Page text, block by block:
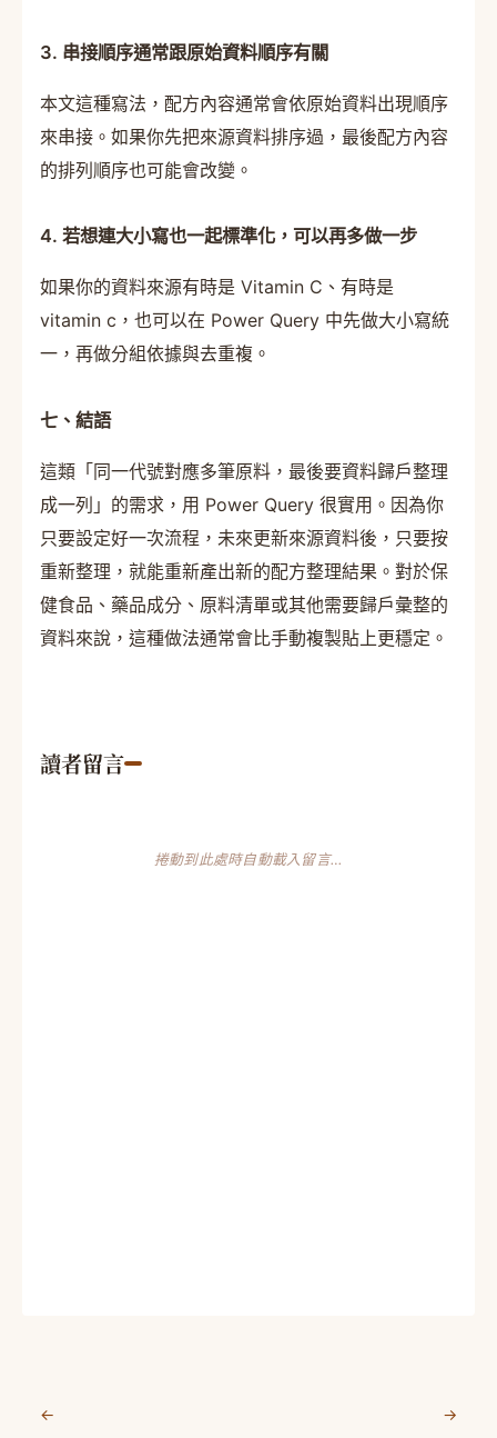
3. 串接順序通常跟原始資料順序有關
本文這種寫法，配方內容通常會依原始資料出現順序
來串接。如果你先把來源資料排序過，最後配方內容
的排列順序也可能會改變。
4. 若想連大小寫也一起標準化，可以再多做一步
如果你的資料來源有時是 Vitamin C、有時是
vitamin c，也可以在 Power Query 中先做大小寫統
一，再做分組依據與去重複。
七、結語
這類「同一代號對應多筆原料，最後要資料歸戶整理
成一列」的需求，用 Power Query 很實用。因為你
只要設定好一次流程，未來更新來源資料後，只要按
重新整理，就能重新產出新的配方整理結果。對於保
健食品、藥品成分、原料清單或其他需要歸戶彙整的
資料來說，這種做法通常會比手動複製貼上更穩定。
讀者留言
捲動到此處時自動載入留言…
← →